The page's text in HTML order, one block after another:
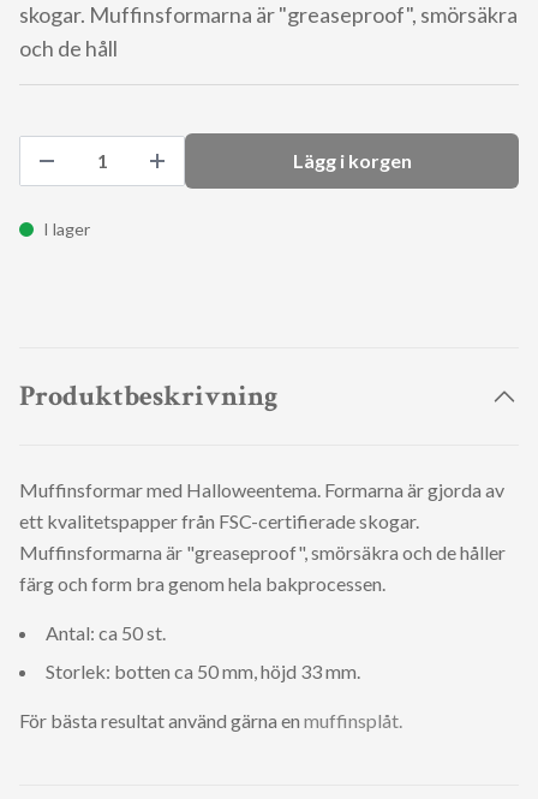
skogar. Muffinsformarna är "greaseproof", smörsäkra
och de håll
Lägg i korgen
I lager
Produktbeskrivning
Muffinsformar med Halloweentema. Formarna är gjorda av
ett kvalitetspapper från FSC-certifierade skogar.
Muffinsformarna är "greaseproof", smörsäkra och de håller
färg och form bra genom hela bakprocessen.
Antal: ca 50 st.
Storlek: botten ca 50 mm, höjd 33 mm.
För bästa resultat använd gärna en muffinsplåt.